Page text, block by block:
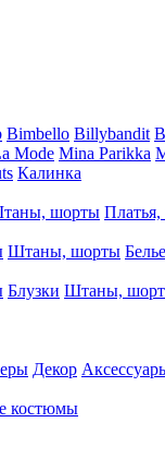
Bimbello Billybandit
Mode Mina Parikka
Калинка
шорты
Штаны, шорты Белье
Блузки Штаны,
Декор
костюмы